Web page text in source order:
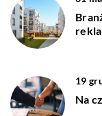
19
Na